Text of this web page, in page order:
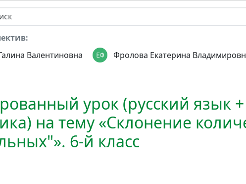
Валентиновна
Фролова Екатерина
урок (русский язык
на тему «Cклонение
6-й класс